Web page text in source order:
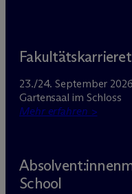
23./24. September
Gartensaal im Schloss
Mehr erfahren >
School